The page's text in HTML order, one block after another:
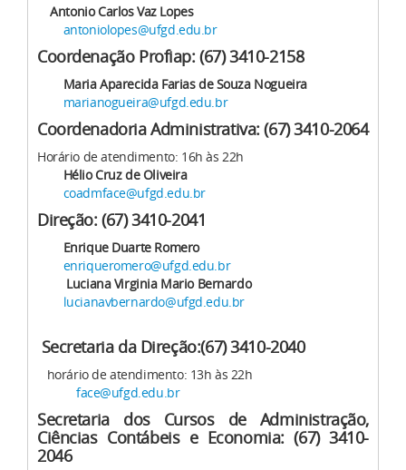
Antonio Carlos Vaz Lopes
antoniolopes@ufgd.edu.br
Coordenação Profiap: (67) 3410-2158
Maria Aparecida Farias de Souza Nogueira
marianogueira@ufgd.edu.br
Coordenadoria Administrativa: (67) 3410-2064
Horário de atendimento: 16h às 22h
Hélio Cruz de Oliveira
coadmface@ufgd.edu.br
Direção: (67) 3410-2041
Enrique Duarte Romero
enriqueromero@ufgd.edu.br
Luciana Virginia Mario Bernardo
lucianavbernardo@ufgd.edu.br
Secretaria da Direção:(67) 3410-2040
horário de atendimento: 13h às 22h
face@ufgd.edu.br
Secretaria dos Cursos de Administração,
Ciências Contábeis e Economia: (67) 3410-
2046